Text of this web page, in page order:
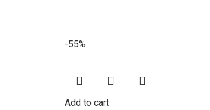
-55%
Add to cart